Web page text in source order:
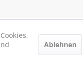
Ablehnen